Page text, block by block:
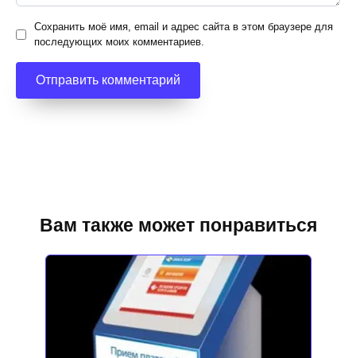
Сохранить моё имя, email и адрес сайта в этом браузере для
последующих моих комментариев.
Вам также может понравиться